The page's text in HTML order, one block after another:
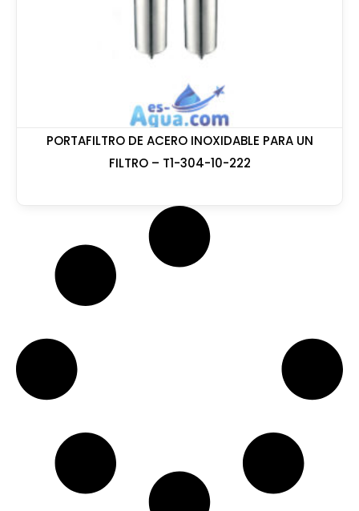
PORTAFILTRO DE ACERO INOXIDABLE PARA UN
FILTRO – T1-304-10-222